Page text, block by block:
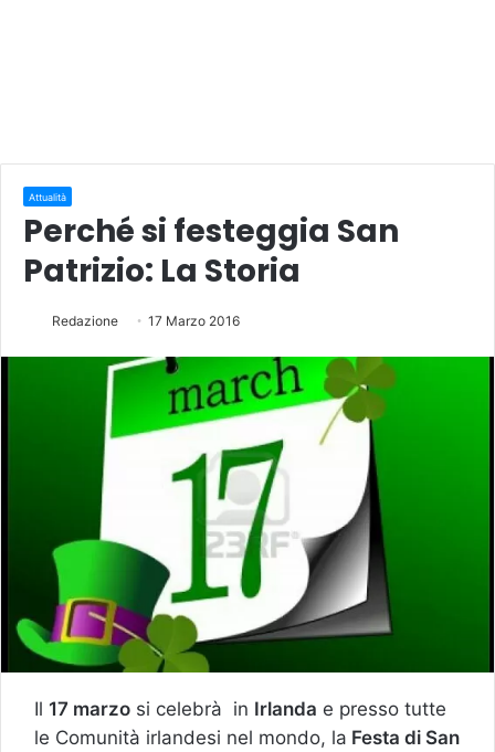
Attualità
Perché si festeggia San
Patrizio: La Storia
Redazione 17 Marzo 2016
Il 17 marzo si celebrà in Irlanda e presso tutte
le Comunità irlandesi nel mondo, la Festa di San